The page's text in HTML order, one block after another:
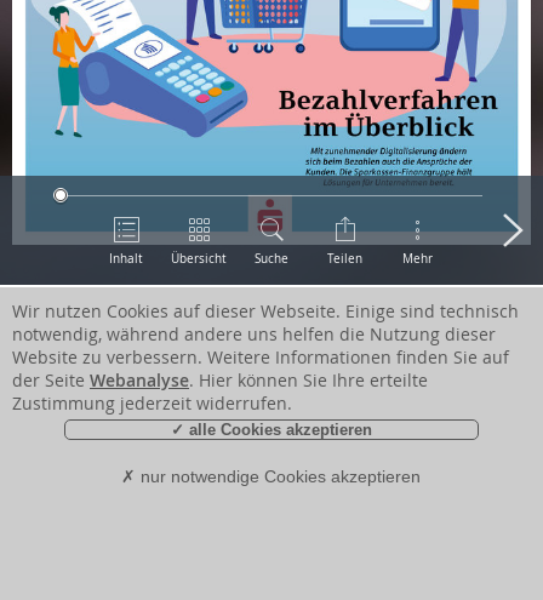
Inhalt Übersicht Suche Teilen Mehr
Wir nutzen Cookies auf dieser Webseite. Einige sind technisch
notwendig, während andere uns helfen die Nutzung dieser
Website zu verbessern. Weitere Informationen finden Sie auf
der Seite Webanalyse. Hier können Sie Ihre erteilte
Zustimmung jederzeit widerrufen.
✓ alle Cookies akzeptieren
✗ nur notwendige Cookies akzeptieren